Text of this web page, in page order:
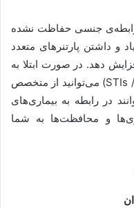
جنسی حفاظت نشده
و داشتن پارتنرهای متعدد
دهد. در صورت ابتلا به
بیماری‌ها و عفونت‌های جنسی (STIs / STDs) می‌توانید از متخصص
در رابطه به بیماری‌های
و محافظت‌ها به شما